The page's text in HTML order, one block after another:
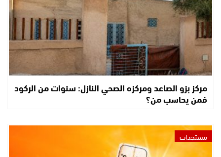
مركز بزو الصاعد ومركزه الصحي النازل: سنوات من الركود
فمن يحاسب من؟
مستجدات